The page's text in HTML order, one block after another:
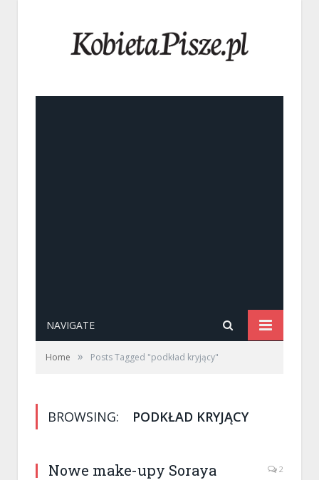
NAVIGATE
Home » Posts Tagged "podkład kryjący"
BROWSING: PODKŁAD KRYJĄCY
Nowe make-upy Soraya 2